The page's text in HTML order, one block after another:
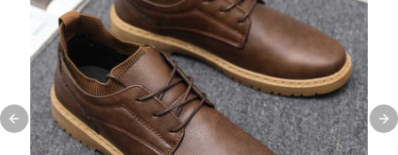
Previous slide